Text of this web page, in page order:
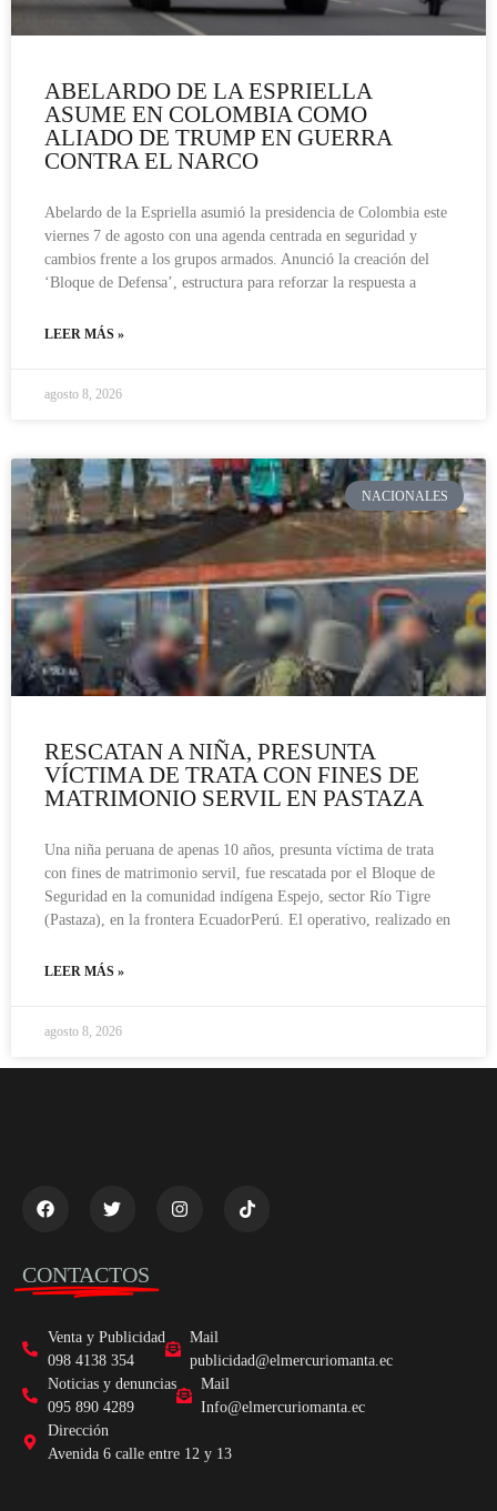
ABELARDO DE LA ESPRIELLA
ASUME EN COLOMBIA COMO
ALIADO DE TRUMP EN GUERRA
CONTRA EL NARCO
Abelardo de la Espriella asumió la presidencia de Colombia este
viernes 7 de agosto con una agenda centrada en seguridad y
cambios frente a los grupos armados. Anunció la creación del
‘Bloque de Defensa’, estructura para reforzar la respuesta a
LEER MÁS »
agosto 8, 2026
NACIONALES
RESCATAN A NIÑA, PRESUNTA
VÍCTIMA DE TRATA CON FINES DE
MATRIMONIO SERVIL EN PASTAZA
Una niña peruana de apenas 10 años, presunta víctima de trata
con fines de matrimonio servil, fue rescatada por el Bloque de
Seguridad en la comunidad indígena Espejo, sector Río Tigre
(Pastaza), en la frontera EcuadorPerú. El operativo, realizado en
LEER MÁS »
agosto 8, 2026
CONTACTOS
Venta y Publicidad
098 4138 354
Mail
publicidad@elmercuriomanta.ec
Noticias y denuncias
095 890 4289
Mail
Info@elmercuriomanta.ec
Dirección
Avenida 6 calle entre 12 y 13